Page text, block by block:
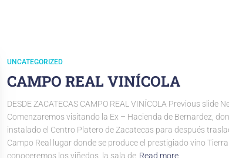
UNCATEGORIZED
CAMPO REAL VINÍCOLA
DESDE ZACATECAS CAMPO REAL VINÍCOLA Previous slide
Comenzaremos visitando la Ex – Hacienda de Bernardez,
instalado el Centro Platero de Zacatecas para después
Campo Real lugar donde se produce el prestigiado vino
conoceremos los viñedos, la sala de Read more…